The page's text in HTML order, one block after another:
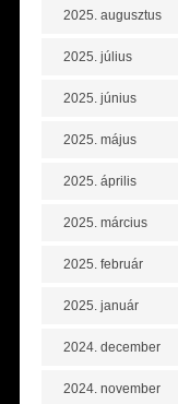
2025. augusztus
2025. július
2025. június
2025. május
2025. április
2025. március
2025. február
2025. január
2024. december
2024. november